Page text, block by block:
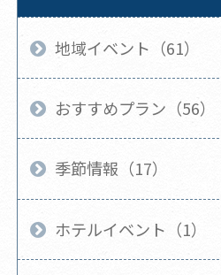
地域イベント（61）
おすすめプラン（56）
季節情報（17）
ホテルイベント（1）